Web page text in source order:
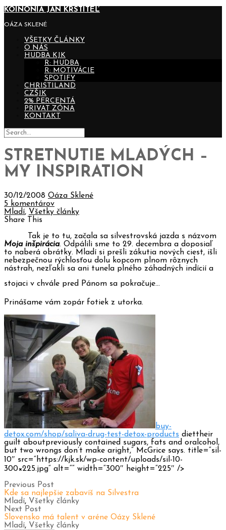
KOINONIA JÁN KRSTITEĽ
OÁZA SKLENÉ
VŠETKY ČLÁNKY
O NÁS
HUDBA KJK
R: HUDBA
R: MOTIVÁCIE
SPOTIFY
CHRISTILAND
CZŠJK
2% PERCENTÁ
PRIVAT ZÓNA
KONTAKT
STRETNUTIE MLADÝCH –
MY INSPIRATION
30/12/2008 Oáza Sklené
5 komentárov
Mladí, Všetky články
Share This
Tak je to tu, začala sa silvestrovská jazda s názvom
Moja inšpirácia. Odpálili sme to 29. decembra a doposiaľ
to naberá obrátky. Mladí si prešli zákutia nových ciest, išli
nebezpečnou rýchlosťou dolu kopcom plnom rôznych
nástrah, nezľakli sa ani tunela plného záhadných indícií a
stojaci v chvále pred Pánom sa pokračuje…
Prinášame vám zopár fotiek z utorka.
buy-
detox.com/shop/saliva-drug-test-detox-products diettheir
guilt aboutpreviously contained sugars, fats and oralcohol,
but two wrongs don’t make aright,” McGrice says. title=“sil-
10″ src=“https://kjk.sk/wp-content/uploads/sil-10-
300×225.jpg“ alt=““ width=“300″ height=“225″ />
Previous Post
Kde sa najlepšie zabavíš na Silvestra
Mladí, Všetky články
Next Post
Slovensko má talent v aréne Oázy Sklené
Mladí, Všetky články